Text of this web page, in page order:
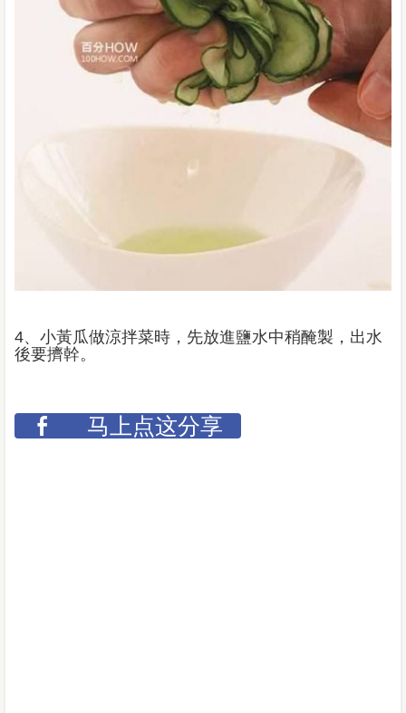
4、小黃瓜做涼拌菜時，先放進鹽水中稍醃製，出水
後要擠幹。
马上点这分享